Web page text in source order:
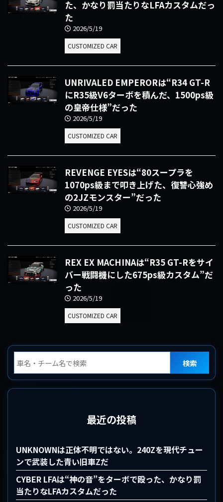
た、かなり罰当たりなLFAカスタムだっ
た
2026/5/19
CUSTOMIZED CAR
UNRIVALED EMPERORは“R34 GT-R
にR35級V6ターボを積んだ、1500ps級
の皇帝仕様”だった
2026/5/19
CUSTOMIZED CAR
REVENGE EYESは“80スープラを
1070ps級まで叩き上げた、復讐心強め
の2JZモンスター”だった
2026/5/19
CUSTOMIZED CAR
REX EX MACHINAは“R35 GT-Rをサイ
バー戦闘機にした675ps級カスタム”だ
った
2026/5/19
CUSTOMIZED CAR
検索
最近の投稿
UNKNOWNは正体不明ではない。240Zを現代チュー
ンで武装した青い旧車Zだ
CYBER LFAは“神の音”をターボで殴った、かなり罰
当たりなLFAカスタムだった